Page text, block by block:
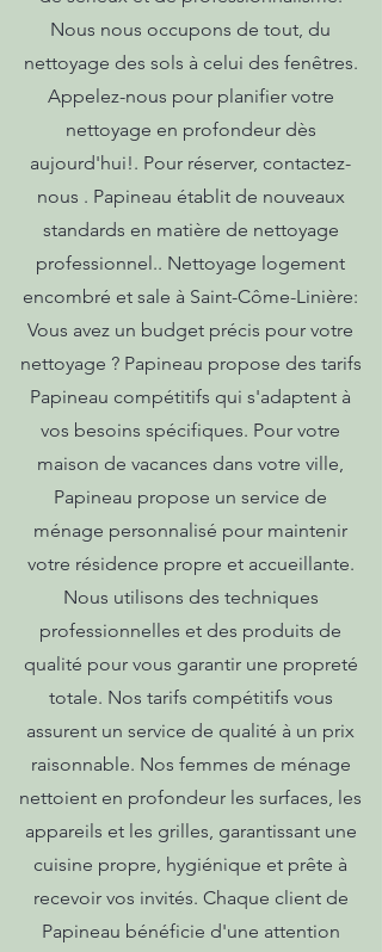
Nous nous occupons de tout, du
nettoyage des sols à celui des fenêtres.
Appelez-nous pour planifier votre
nettoyage en profondeur dès
aujourd'hui!. Pour réserver, contactez-
nous . Papineau établit de nouveaux
standards en matière de nettoyage
professionnel.. Nettoyage logement
encombré et sale à Saint-Côme-Linière:
Vous avez un budget précis pour votre
nettoyage ? Papineau propose des tarifs
Papineau compétitifs qui s'adaptent à
vos besoins spécifiques. Pour votre
maison de vacances dans votre ville,
Papineau propose un service de
ménage personnalisé pour maintenir
votre résidence propre et accueillante.
Nous utilisons des techniques
professionnelles et des produits de
qualité pour vous garantir une propreté
totale. Nos tarifs compétitifs vous
assurent un service de qualité à un prix
raisonnable. Nos femmes de ménage
nettoient en profondeur les surfaces, les
appareils et les grilles, garantissant une
cuisine propre, hygiénique et prête à
recevoir vos invités. Chaque client de
Papineau bénéficie d'une attention